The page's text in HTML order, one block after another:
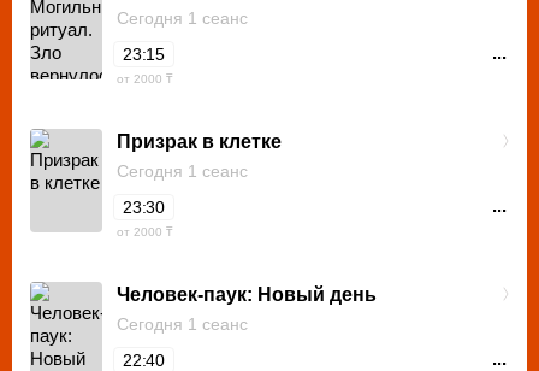
Сегодня 1 сеанс
23:15
от 2000 ₸
...
Призрак в клетке
Сегодня 1 сеанс
23:30
от 2000 ₸
...
Человек-паук: Новый день
Сегодня 1 сеанс
22:40
...